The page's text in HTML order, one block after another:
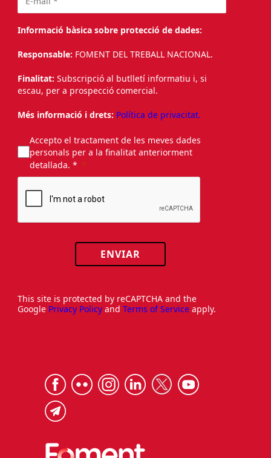
Informació bàsica sobre protecció de dades:
Responsable: FOMENT DEL TREBALL NACIONAL.
Finalitat: Subscripció al butlletí informatiu i, si
escau, per a prospecció comercial.
Més informació i drets: Política de privacitat.
Accepto el tractament de les meves dades
personals per a la finalitat anteriorment
detallada. *
ENVIAR
This site is protected by reCAPTCHA and the
Google Privacy Policy and Terms of Service apply.